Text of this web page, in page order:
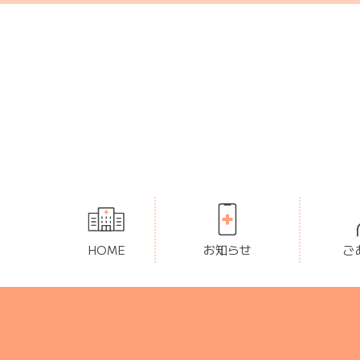
HOME お知らせ ご